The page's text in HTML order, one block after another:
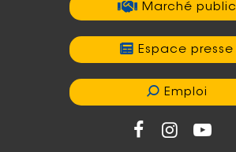
Marché public
Espace presse
Emploi